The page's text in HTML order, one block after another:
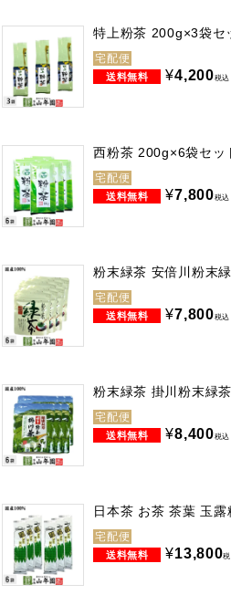
特上粉茶 200g×3袋セ
宅配便
¥4,200税込
西粉茶 200g×6袋セッ
宅配便
¥7,800税込
粉末緑茶 安倍川粉末
宅配便
¥7,800税込
粉末緑茶 掛川粉末緑
宅配便
¥8,400税込
日本茶 お茶 茶葉 玉
宅配便
¥13,800